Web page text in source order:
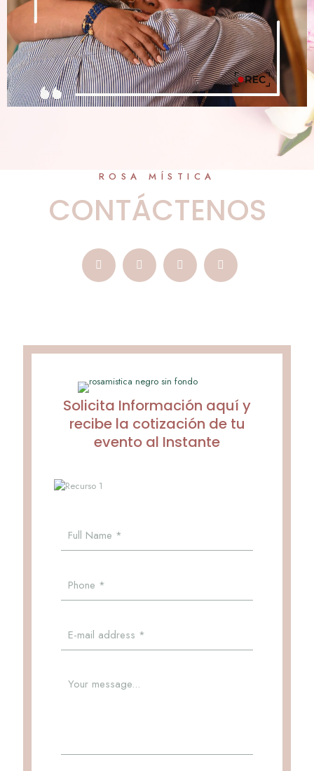
ROSA MÍSTICA
CONTÁCTENOS
Solicita Información aquí y
recibe la cotización de tu
evento al Instante